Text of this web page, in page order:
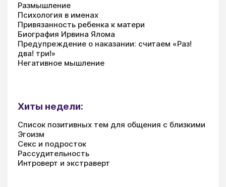
Размышление
Психология в именах
Привязанность ребенка к матери
Биография Ирвина Ялома
Предупреждение о наказании: считаем «Раз!
два! три!»
Негативное мышление
Хиты недели:
Список позитивных тем для общения с близкими
Эгоизм
Секс и подросток
Рассудительность
Интроверт и экстраверт